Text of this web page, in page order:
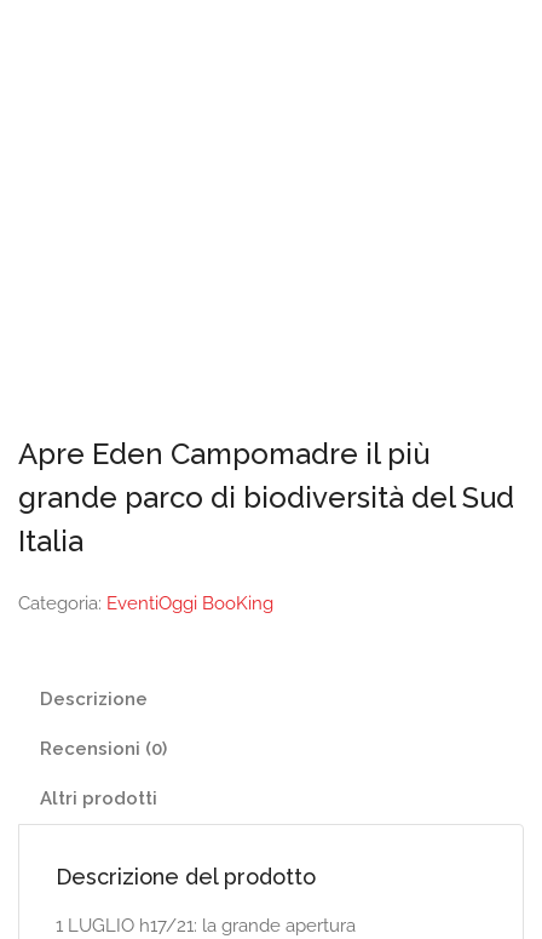
Apre Eden Campomadre il più
grande parco di biodiversità del Sud
Italia
Categoria: EventiOggi BooKing
Descrizione
Recensioni (0)
Altri prodotti
Descrizione del prodotto
1 LUGLIO h17/21: la grande apertura